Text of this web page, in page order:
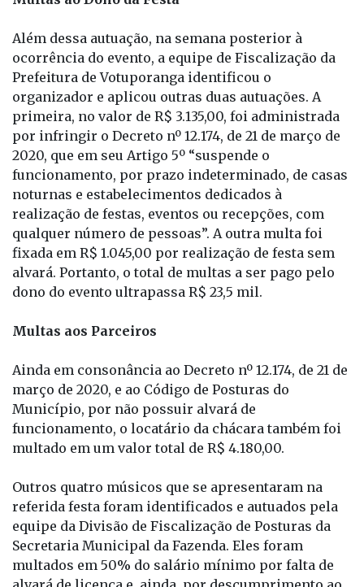
Multas ao Dono da Festa
Além dessa autuação, na semana posterior à
ocorrência do evento, a equipe de Fiscalização da
Prefeitura de Votuporanga identificou o
organizador e aplicou outras duas autuações. A
primeira, no valor de R$ 3.135,00, foi administrada
por infringir o Decreto nº 12.174, de 21 de março de
2020, que em seu Artigo 5º “suspende o
funcionamento, por prazo indeterminado, de casas
noturnas e estabelecimentos dedicados à
realização de festas, eventos ou recepções, com
qualquer número de pessoas”. A outra multa foi
fixada em R$ 1.045,00 por realização de festa sem
alvará. Portanto, o total de multas a ser pago pelo
Multas aos Parceiros
Ainda em consonância ao Decreto nº 12.174, de 21 de
março de 2020, e ao Código de Posturas do
Município, por não possuir alvará de
funcionamento, o locatário da chácara também foi
multado em um valor total de R$ 4.180,00.
Outros quatro músicos que se apresentaram na
referida festa foram identificados e autuados pela
equipe da Divisão de Fiscalização de Posturas da